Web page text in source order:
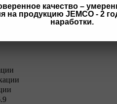
качество –
на продукцию JEMCO - 2
наработки.